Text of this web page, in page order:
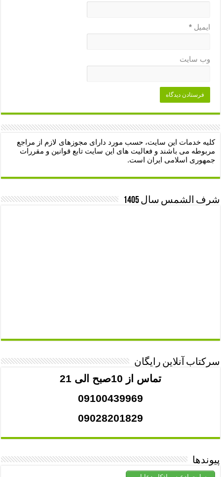
ایمیل*
وب‌ سایت
کلیه خدمات این سایت، حسب مورد دارای مجوزهای لازم از مراجع
مربوطه می باشند و فعالیت های این سایت تابع قوانین و مقررات
جمهوری اسلامی ایران است.
شرف الشمس سال 1405
سرکتاب آنلاین رایگان
تماس از 10صبح الی 21
09100439969
09028201829
پیوندها